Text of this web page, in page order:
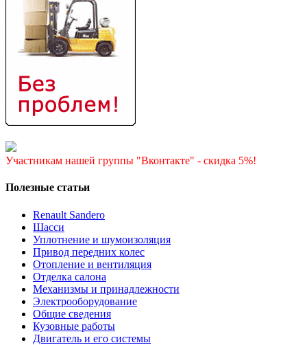
Участникам нашей группы "Вконтакте" - скидка 5%!
Полезные статьи
Renault Sandero
Шасси
Уплотнение и шумоизоляция
Привод передних колес
Отопление и вентиляция
Отделка салона
Механизмы и принадлежности
Электрооборудование
Общие сведения
Кузовные работы
Двигатель и его системы